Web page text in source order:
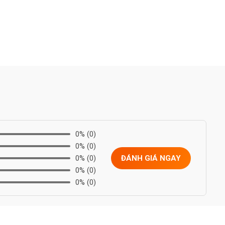
0% (0)
0% (0)
0% (0)
0% (0)
0% (0)
ĐÁNH GIÁ NGAY